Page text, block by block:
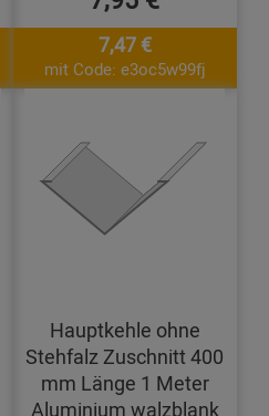
7,47 €
mit Code: e3oc5w99fj
Hauptkehle ohne
Stehfalz Zuschnitt 400
mm Länge 1 Meter
Aluminium walzblank